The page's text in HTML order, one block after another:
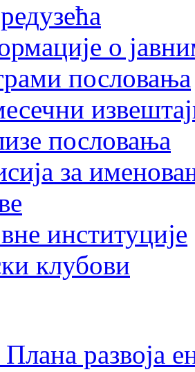
о
пословања
пословања
за
институције
клубови
развоја